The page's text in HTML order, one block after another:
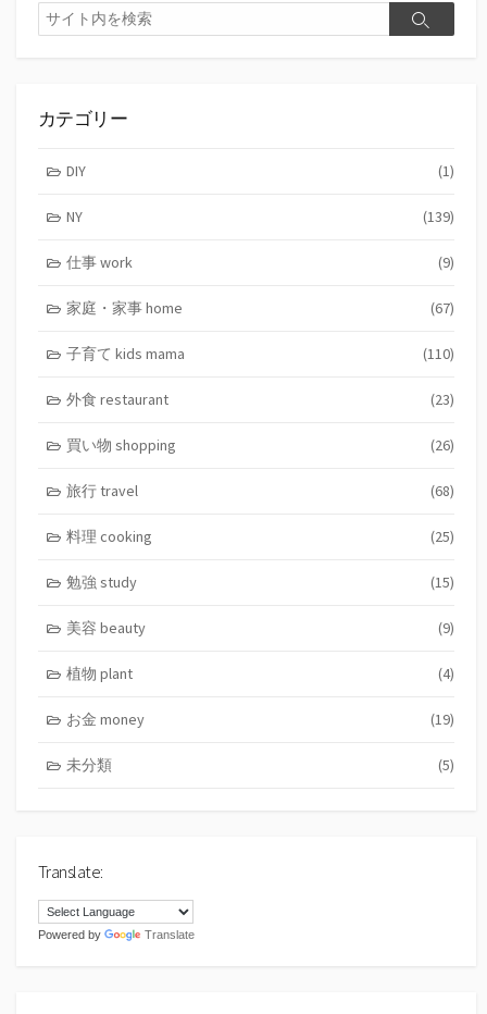
検
索
検
カテゴリー
DIY (1)
NY (139)
仕事 work (9)
家庭・家事 home (67)
子育て kids mama (110)
外食 restaurant (23)
買い物 shopping (26)
旅行 travel (68)
料理 cooking (25)
勉強 study (15)
美容 beauty (9)
植物 plant (4)
お金 money (19)
未分類 (5)
Translate:
Powered by Translate